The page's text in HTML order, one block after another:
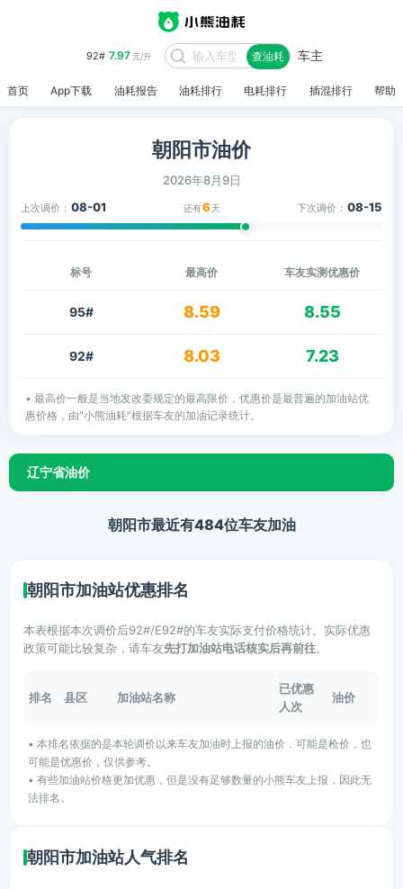
92# 7.97元/升 查油耗 车主
首页 App下载 油耗报告 油耗排行 电耗排行 插混排行 帮助
朝阳市油价
2026年8月9日
上次调价： 08-01 还有6 天 下次调价： 08-15
标号 最高价 车友实测优惠价
95# 8.59 8.55
92# 8.03 7.23
• 最高价一般是当地发改委规定的最高限价，优惠价是最普遍的加油站优
惠价格，由"小熊油耗"根据车友的加油记录统计。
辽宁省油价
朝阳市最近有484位车友加油
朝阳市加油站优惠排名
本表根据本次调价后92#/E92#的车友实际支付价格统计。实际优惠
政策可能比较复杂，请车友先打加油站电话核实后再前往。
排名 县区 加油站名称
已优惠
人次
油价
• 本排名依据的是本轮调价以来车友加油时上报的油价，可能是枪价，也
可能是优惠价，仅供参考。
• 有些加油站价格更加优惠，但是没有足够数量的小熊车友上报，因此无
法排名。
朝阳市加油站人气排名